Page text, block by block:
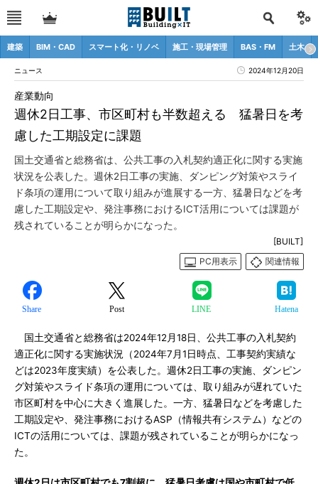
建築 BIM・CAD スマート化・リノベ 施工・現場管理 BAS・FM 土木
ニュース 2024年12月20日
週休2日工事、市区町村も半数超える 猛暑日を考
慮した工期設定に課題
産業動向
国土交通省と総務省は、公共工事の入札契約適正化に関する実施
状況を公表した。週休2日工事の実施、ダンピング対策やスライ
ド条項の運用について取り組みが進展する一方、猛暑日などを考
慮した工期設定や、発注事務におけるICT活用については課題が
残されていることが明らかになった。
[BUILT]
PC用表示
関連情報
Share Post LINE Hatena
国土交通省と総務省は2024年12月18日、公共工事の入札契約
適正化に関する実施状況（2024年7月1日時点、工事契約実績な
どは2023年度実績）を公表した。週休2日工事の実施、ダンピン
グ対策やスライド条項の運用については、取り組みが遅れていた
市区町村を中心に大きく進展した。一方、猛暑日などを考慮した
工期設定や、発注事務におけるASP（情報共有システム）などの
ICTの活用については、課題が残されていることが明らかになっ
た。